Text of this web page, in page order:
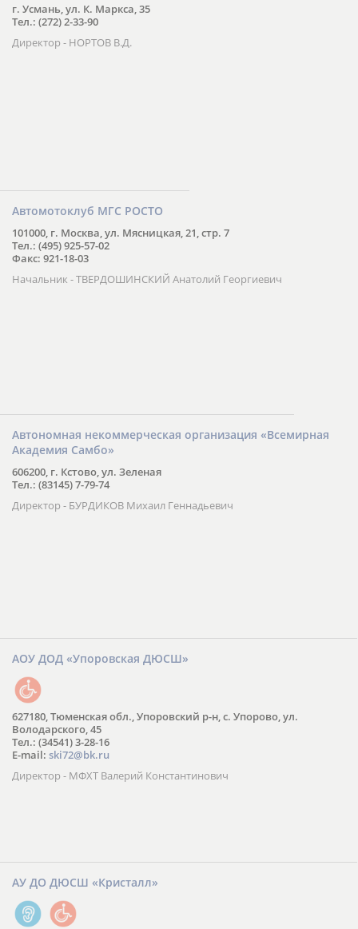
г. Усмань, ул. К. Маркса, 35
Тел.: (272) 2-33-90
Директор - НОРТОВ В.Д.
Автомотоклуб МГС РОСТО
101000, г. Москва, ул. Мясницкая, 21, стр. 7
Тел.: (495) 925-57-02
Факс: 921-18-03
Начальник - ТВЕРДОШИНСКИЙ Анатолий Георгиевич
Автономная некоммерческая организация «Всемирная
Академия Самбо»
606200, г. Кстово, ул. Зеленая
Тел.: (83145) 7-79-74
Директор - БУРДИКОВ Михаил Геннадьевич
АОУ ДОД «Упоровская ДЮСШ»
627180, Тюменская обл., Упоровский р-н, с. Упорово, ул.
Володарского, 45
Тел.: (34541) 3-28-16
E-mail: ski72@bk.ru
Директор - МФХТ Валерий Константинович
АУ ДО ДЮСШ «Кристалл»